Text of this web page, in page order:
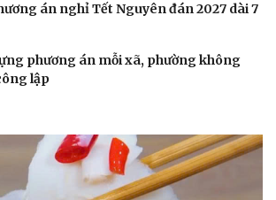
Podcast
Câu chuyện thời sự
án nghỉ Tết Nguyên đán 2027 dài 7
phương án mỗi xã, phường không
lập